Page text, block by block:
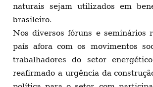
naturais sejam utilizados em
brasileiro.
Nos diversos fóruns e seminários
país afora com os movimentos
trabalhadores do setor
reafirmado a urgência da